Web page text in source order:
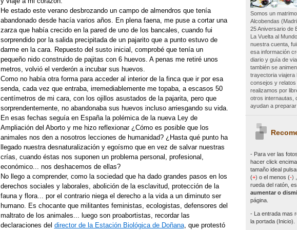
He estado este verano desbrozando un campo de almendros que tenía
abandonado desde hacía varios años. En plena faena, me puse a cortar una
zarza que había crecido en la pared de uno de los bancales, cuando fui
sorprendido por la salida precipitada de un pajarito que a punto estuvo de
darme en la cara. Repuesto del susto inicial, comprobé que tenía un
pequeño nido construido de pajitas con 6 huevos. A penas me retiré unos
metros, volvió el verderón a incubar sus huevos.
Como no había otra forma para acceder al interior de la finca que ir por esa
senda, cada vez que entraba, irremediablemente me topaba, a escasos 50
centímetros de mi cara, con los ojillos asustados de la pajarita, pero que
sorprendentemente, no abandonaba sus huevos incluso arriesgando su vida.
En esas fechas seguía en España la polémica de la nueva Ley de
Ampliación del Aborto y me hizo reflexionar ¿Cómo es posible que los
animales nos den a nosotros lecciones de humanidad? ¿Hasta qué punto ha
llegado nuestra desnaturalización y egoísmo que en vez de salvar nuestras
crías, cuando éstas nos suponen un problema personal, profesional,
económico... nos deshacemos de ellas?
No llego a comprender, como la sociedad que ha dado grandes pasos en los
derechos sociales y laborales, abolición de la esclavitud, protección de la
fauna y flora... por el contrario niega el derecho a la vida a un diminuto ser
humano. Es chocante que militantes feministas, ecologistas, defensores del
maltrato de los animales... luego son proabortistas, recordar las
declaraciones del director de la Estación Biológica de Doñana, que protestó
Somos un
Alcobendas
25 Aniversario de
La Vuelta al
nuestra cuenta,
esa información
diario y guía de
también se
trayectoria viajera
consejos y
realizamos por
otros internautas,
ayudan a
- Para ver las
hacer click
tamaño ideal
(+) o el menos (-)
rueda del ratón,
aumentar o
página.
- La entrada mas
la portada (Inicio).